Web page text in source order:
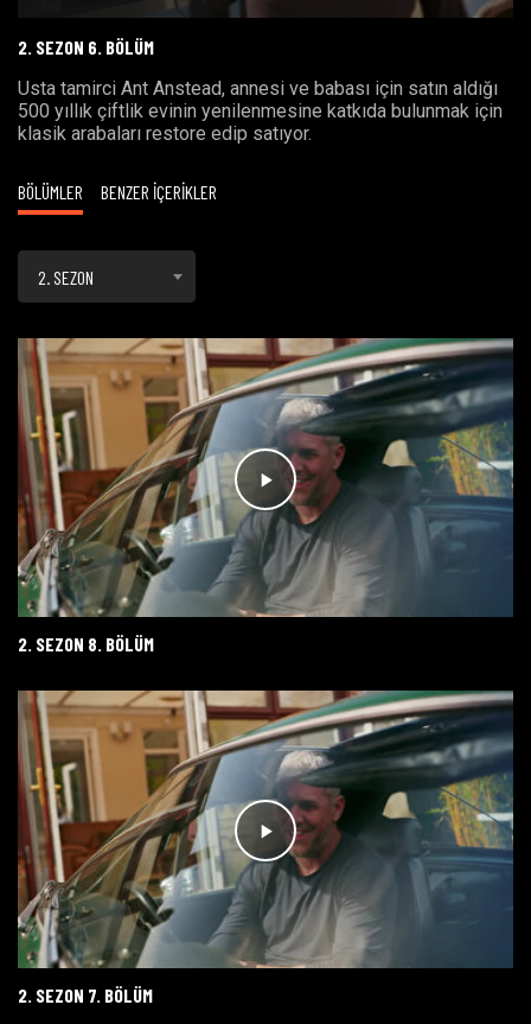
2. SEZON 6. BÖLÜM
Usta tamirci Ant Anstead, annesi ve babası için satın aldığı
500 yıllık çiftlik evinin yenilenmesine katkıda bulunmak için
klasik arabaları restore edip satıyor.
BÖLÜMLER BENZER İÇERİKLER
2. SEZON
2. SEZON 8. BÖLÜM
2. SEZON 7. BÖLÜM